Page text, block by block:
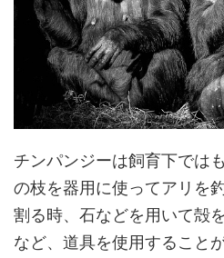
チンパンジーは飼育下では
の枝を器用に使ってアリを
割る時、石などを用いて殻
など、道具を使用すること